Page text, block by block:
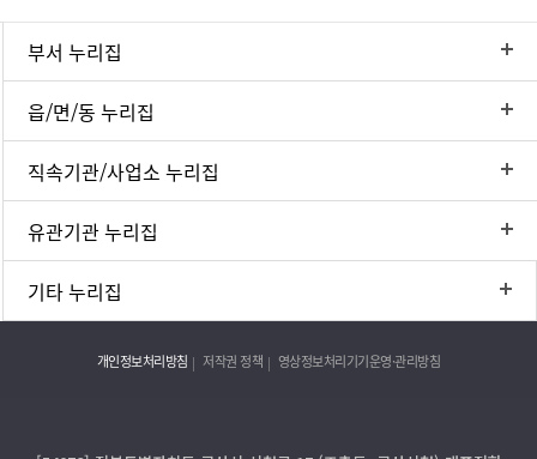
부서 누리집
읍/면/동 누리집
직속기관/사업소 누리집
유관기관 누리집
기타 누리집
개인정보처리방침 저작권 정책 영상정보처리기기운영·관리방침